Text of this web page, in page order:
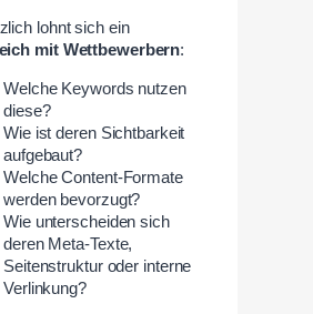
lohnt sich ein
mit Wettbewerbern:
Welche Keywords nutzen
diese?
Wie ist deren Sichtbarkeit
aufgebaut?
Welche Content-Formate
werden bevorzugt?
Wie unterscheiden sich
deren Meta-Texte,
Seitenstruktur oder interne
Verlinkung?